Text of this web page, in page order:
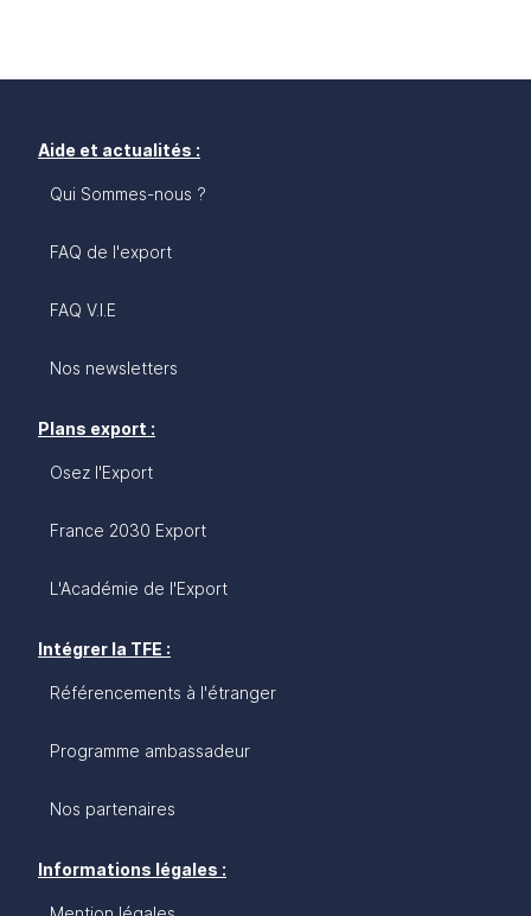
Aide et actualités :
Qui Sommes-nous ?
FAQ de l'export
FAQ V.I.E
Nos newsletters
Plans export :
Osez l'Export
France 2030 Export
L'Académie de l'Export
Intégrer la TFE :
Référencements à l'étranger
Programme ambassadeur
Nos partenaires
Informations légales :